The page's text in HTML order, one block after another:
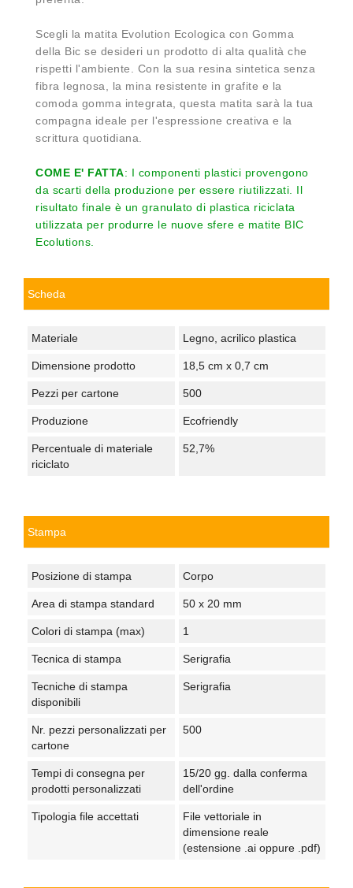
Scegli la matita Evolution Ecologica con Gomma
della Bic se desideri un prodotto di alta qualità che
rispetti l'ambiente. Con la sua resina sintetica senza
fibra legnosa, la mina resistente in grafite e la
comoda gomma integrata, questa matita sarà la tua
compagna ideale per l'espressione creativa e la
scrittura quotidiana.
COME E' FATTA: I componenti plastici provengono
da scarti della produzione per essere riutilizzati. Il
risultato finale è un granulato di plastica riciclata
utilizzata per produrre le nuove sfere e matite BIC
Ecolutions.
Scheda
Materiale Legno, acrilico plastica
Dimensione prodotto 18,5 cm x 0,7 cm
Pezzi per cartone 500
Produzione Ecofriendly
Percentuale di materiale
riciclato
52,7%
Stampa
Posizione di stampa Corpo
Area di stampa standard 50 x 20 mm
Colori di stampa (max) 1
Tecnica di stampa Serigrafia
Tecniche di stampa
disponibili
Serigrafia
Nr. pezzi personalizzati per
cartone
500
Tempi di consegna per
prodotti personalizzati
15/20 gg. dalla conferma
dell'ordine
Tipologia file accettati
File vettoriale in
dimensione reale
(estensione .ai oppure .pdf)